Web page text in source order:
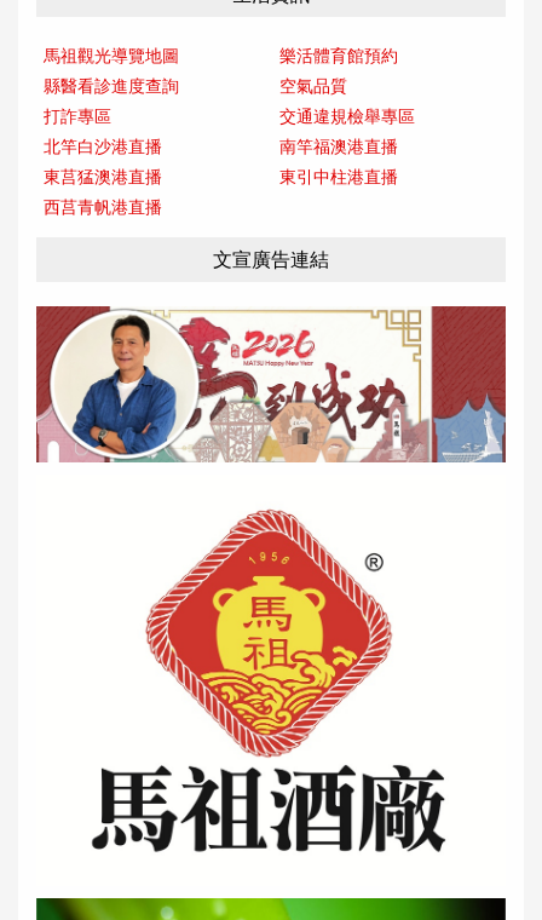
馬祖觀光導覽地圖
樂活體育館預約
縣醫看診進度查詢
空氣品質
打詐專區
交通違規檢舉專區
北竿白沙港直播
南竿福澳港直播
東莒猛澳港直播
東引中柱港直播
西莒青帆港直播
文宣廣告連結